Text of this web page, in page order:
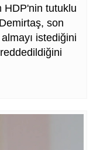
HDP'nin tutuklu
son
istediğini